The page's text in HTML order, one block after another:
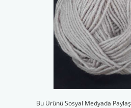
Bu Ürünü Sosyal Medyada Paylaş